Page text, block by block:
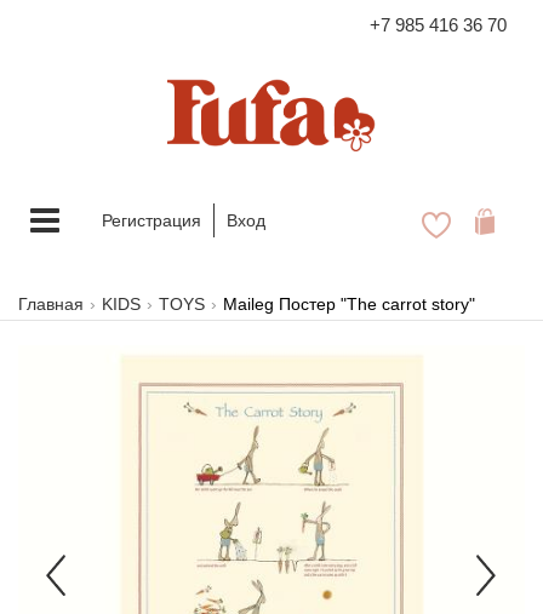
+7 985 416 36 70
FASHION FAMILY STORE
Меню Регистрация Вход
Главная KIDS TOYS Maileg Постер "The carrot story"